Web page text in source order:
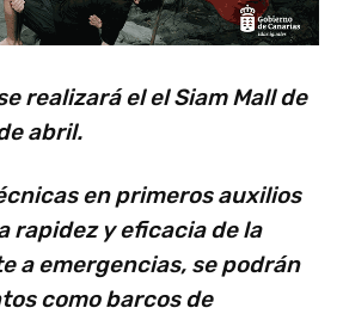
realizará el el Siam Mall de
abril.
en primeros auxilios
rapidez y eficacia de la
a emergencias, se podrán
como barcos de